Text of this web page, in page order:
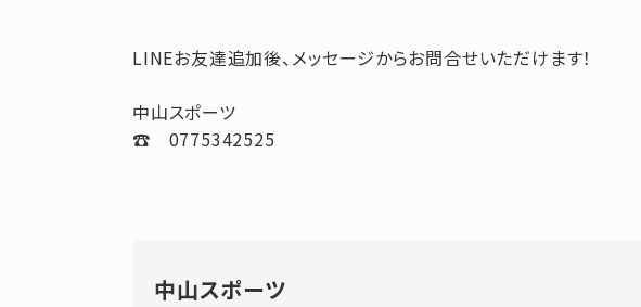
LINEお友達追加後、メッセージからお問合せいただけます！
中山スポーツ
☎ 0775342525
中山スポーツ